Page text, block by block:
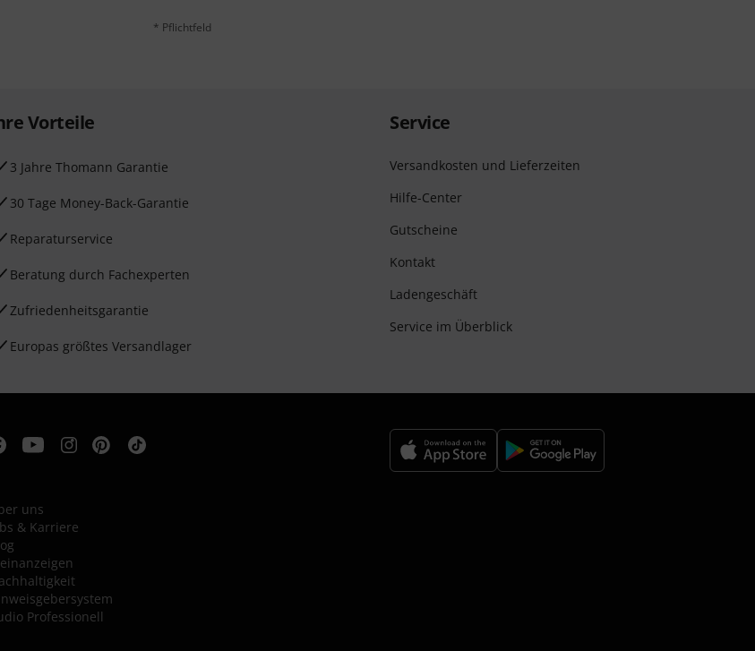
* Pflichtfeld
Vorteile
3 Jahre Thomann Garantie
30 Tage Money-Back-Garantie
Reparaturservice
Beratung durch Fachexperten
Zufriedenheitsgarantie
Europas größtes Versandlager
Service
Versandkosten und Lieferzeiten
Hilfe-Center
Gutscheine
Kontakt
Ladengeschäft
Service im Überblick
uns
& Karriere
Professionell